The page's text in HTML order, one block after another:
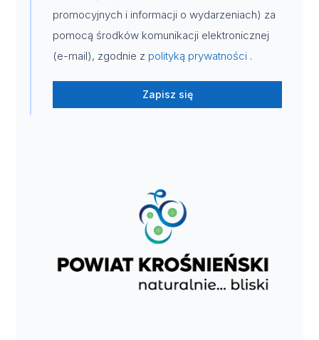
promocyjnych i informacji o wydarzeniach) za
pomocą środków komunikacji elektronicznej
(e-mail), zgodnie z polityką prywatności .
Zapisz się